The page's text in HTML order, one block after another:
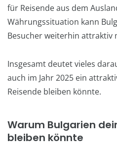
für Reisende aus dem
Währungssituation kann
Besucher weiterhin attraktiv
Insgesamt deutet vieles
auch im Jahr 2025 ein
Reisende bleiben könnte.
Warum Bulgarien
bleiben könnte